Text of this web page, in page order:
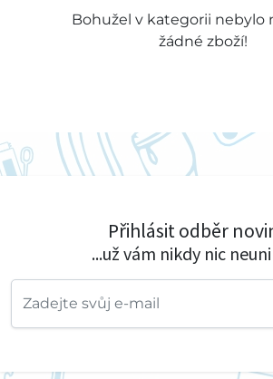
Bohužel v kategorii nebylo
žádné zboží!
Přihlásit odběr
...už vám nikdy nic